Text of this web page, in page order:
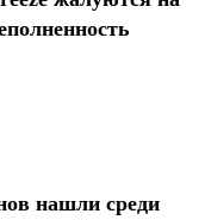
нашли среди